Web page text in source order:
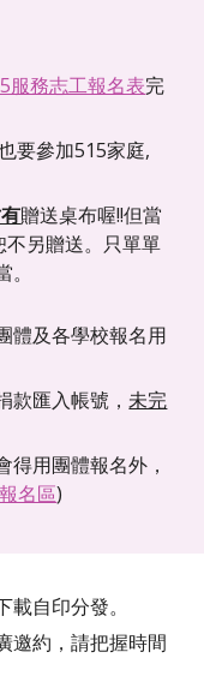
服務志工報名表完
要參加515家庭,
贈送桌布喔!!但當
另贈送。只單單
體及各學校報名用
款匯入帳號，未完
得用團體報名外，
名區)
自印分發。
邀約，請把握時間